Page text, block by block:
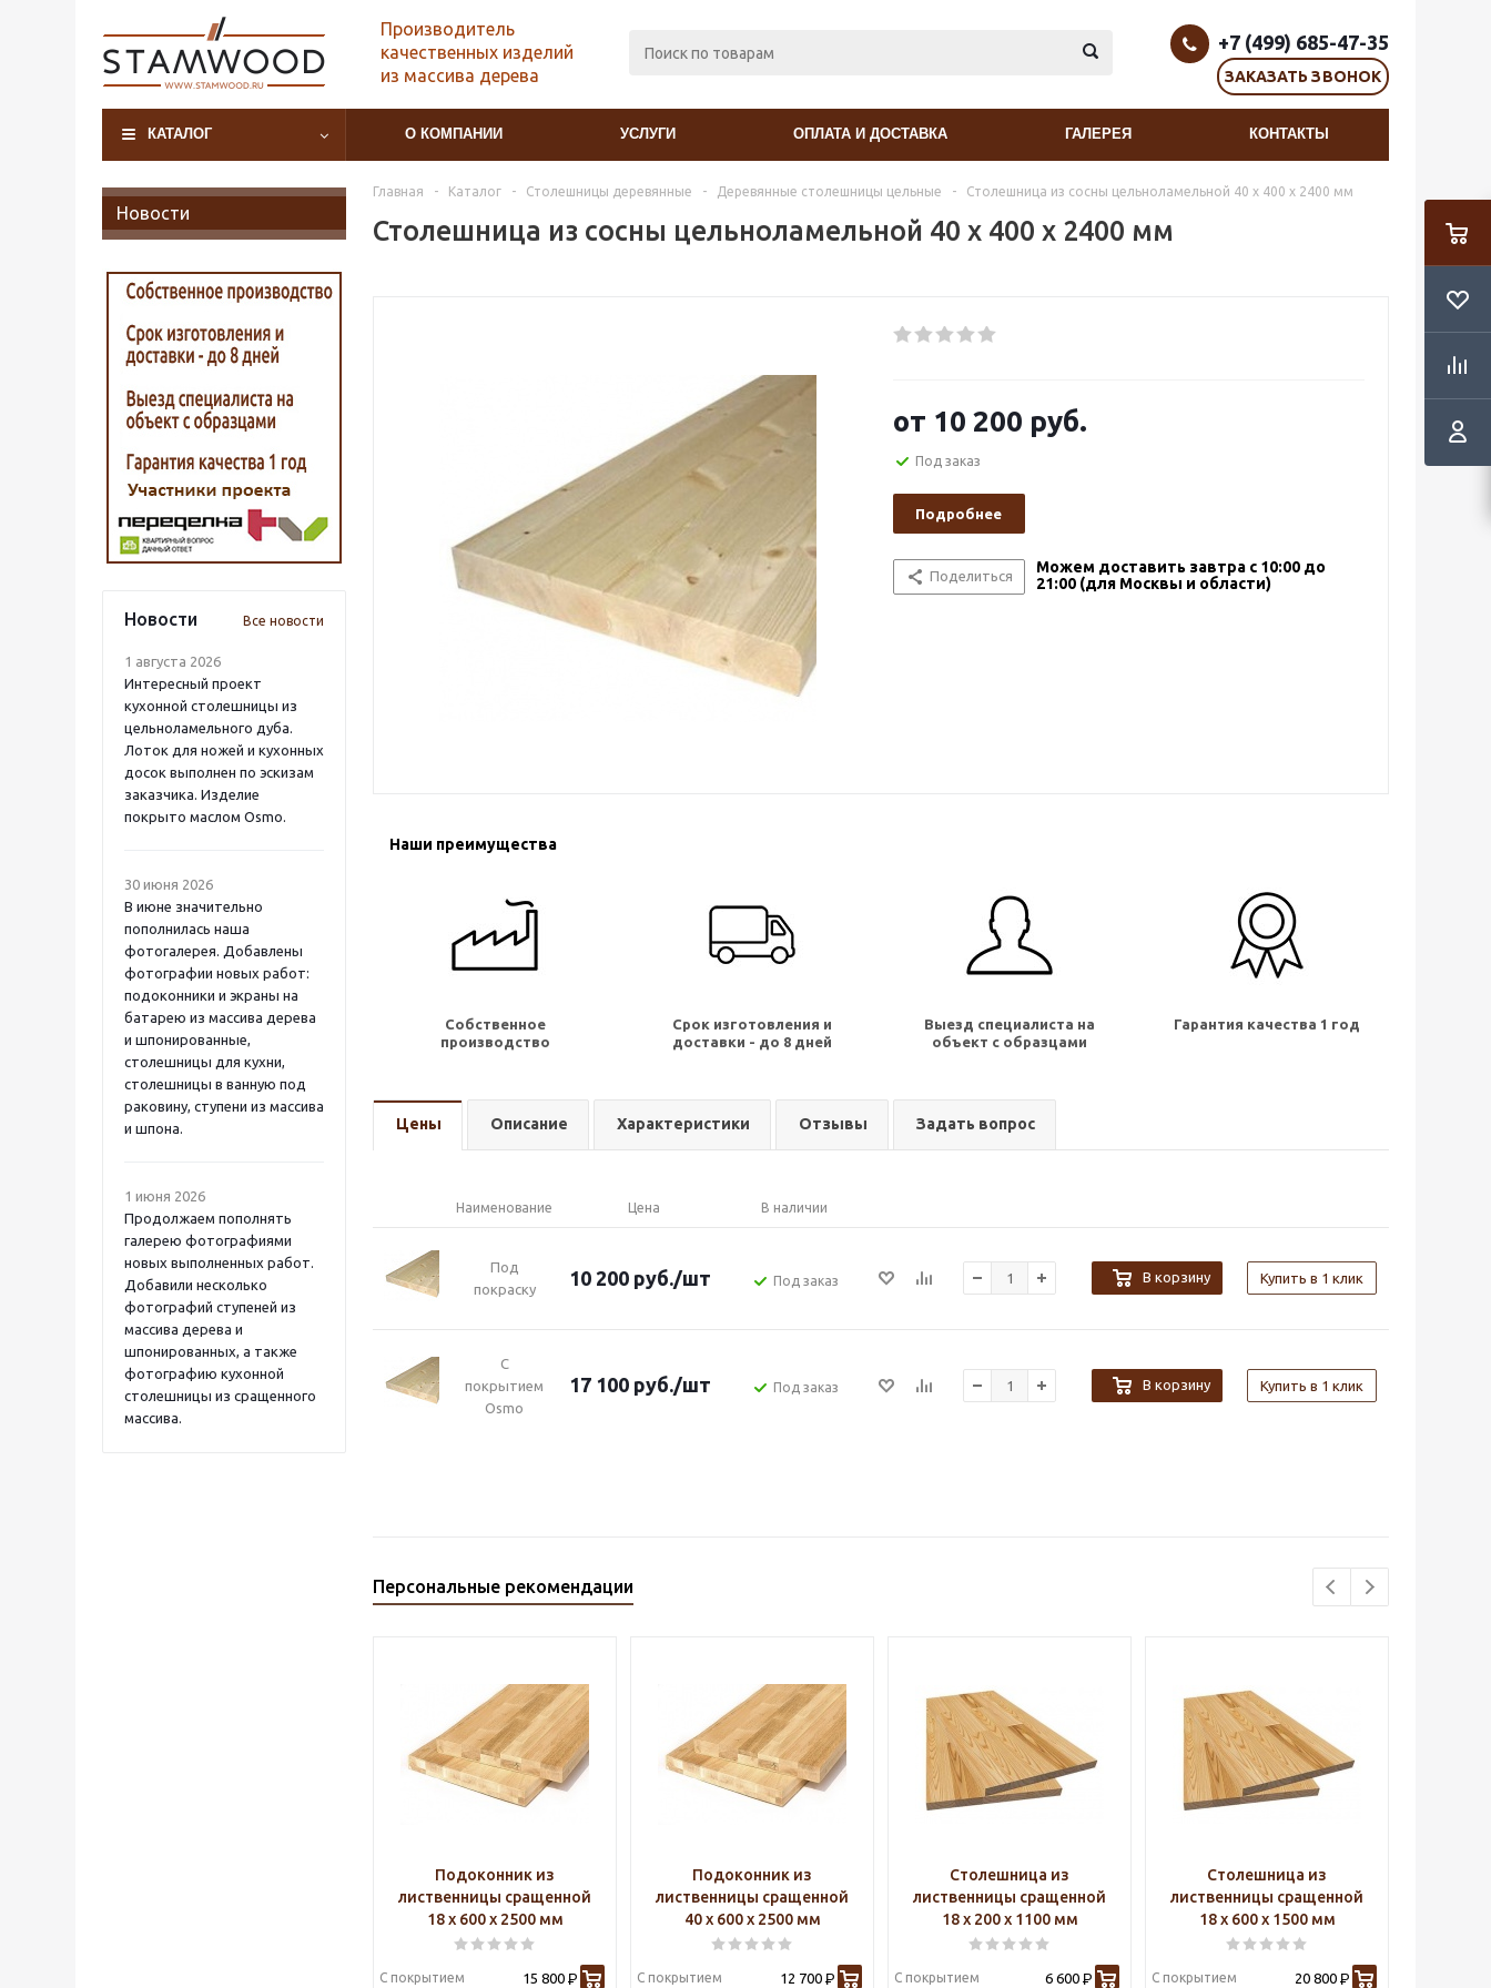
Производитель
качественных изделий
из массива дерева
+7 (499) 685-47-35
ЗАКАЗАТЬ ЗВОНОК
КАТАЛОГ О КОМПАНИИ УСЛУГИ ОПЛАТА И ДОСТАВКА ГАЛЕРЕЯ КОНТАКТЫ
Новости
Новости Все новости
1 августа 2026
Интересный проект
кухонной столешницы из
цельноламельного дуба.
Лоток для ножей и кухонных
досок выполнен по эскизам
заказчика. Изделие
покрыто маслом Osmo.
30 июня 2026
В июне значительно
пополнилась наша
фотогалерея. Добавлены
фотографии новых работ:
подоконники и экраны на
батарею из массива дерева
и шпонированные,
столешницы для кухни,
столешницы в ванную под
раковину, ступени из массива
и шпона.
1 июня 2026
Продолжаем пополнять
галерею фотографиями
новых выполненных работ.
Добавили несколько
фотографий ступеней из
массива дерева и
шпонированных, а также
фотографию кухонной
столешницы из сращенного
массива.
Главная - Каталог - Столешницы деревянные - Деревянные столешницы цельные - Столешница из сосны цельноламельной 40 x 400 x 2400 мм
Столешница из сосны цельноламельной 40 x 400 x 2400 мм
от 10 200 руб.
Под заказ
Подробнее
Поделиться
Можем доставить завтра с 10:00 до
21:00 (для Москвы и области)
Наши преимущества
Собственное
производство
Срок изготовления и
доставки - до 8 дней
Выезд специалиста на
объект с образцами
Гарантия качества 1 год
Цены Описание Характеристики Отзывы Задать вопрос
Наименование Цена В наличии
Под
покраску
10 200 руб./шт Под заказ В корзину Купить в 1 клик
С
покрытием
Osmo
17 100 руб./шт Под заказ В корзину Купить в 1 клик
Персональные рекомендации
Подоконник из
лиственницы сращенной
18 х 600 х 2500 мм
С покрытием
15 800 Р
Подоконник из
лиственницы сращенной
40 х 600 х 2500 мм
С покрытием
12 700 Р
Столешница из
лиственницы сращенной
18 х 200 х 1100 мм
С покрытием
6 600 Р
Столешница из
лиственницы сращенной
18 х 600 х 1500 мм
С покрытием
20 800 Р